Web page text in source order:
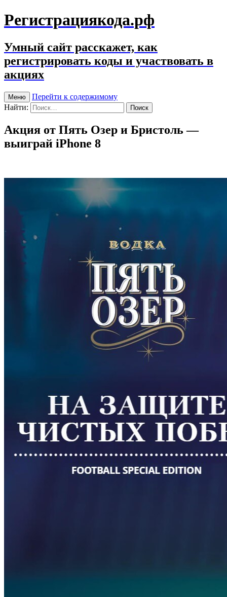
Регистрациякода.рф
Умный сайт расскажет, как
регистрировать коды и участвовать в
акциях
Меню
Перейти к содержимому
Найти:
Акция от Пять Озер и Бристоль —
выиграй iPhone 8